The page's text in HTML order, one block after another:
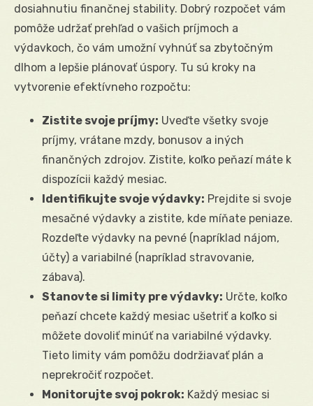
dosiahnutiu finančnej stability. Dobrý rozpočet vám
pomôže udržať prehľad o vašich príjmoch a
výdavkoch, čo vám umožní vyhnúť sa zbytočným
dlhom a lepšie plánovať úspory. Tu sú kroky na
vytvorenie efektívneho rozpočtu:
Zistite svoje príjmy: Uveďte všetky svoje
príjmy, vrátane mzdy, bonusov a iných
finančných zdrojov. Zistite, koľko peňazí máte k
dispozícii každý mesiac.
Identifikujte svoje výdavky: Prejdite si svoje
mesačné výdavky a zistite, kde míňate peniaze.
Rozdeľte výdavky na pevné (napríklad nájom,
účty) a variabilné (napríklad stravovanie,
zábava).
Stanovte si limity pre výdavky: Určte, koľko
peňazí chcete každý mesiac ušetriť a koľko si
môžete dovoliť minúť na variabilné výdavky.
Tieto limity vám pomôžu dodržiavať plán a
neprekročiť rozpočet.
Monitorujte svoj pokrok: Každý mesiac si